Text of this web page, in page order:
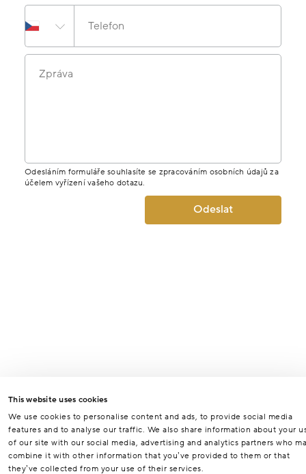
This website uses cookies
We use cookies to personalise content and ads, to provide social media
features and to analyse our traffic. We also share information about your
of our site with our social media, advertising and analytics partners who
combine it with other information that you’ve provided to them or that
they’ve collected from your use of their services.
Telefon
Zpráva
Odesláním formuláře souhlasíte se zpracováním osobních údajů za
účelem vyřízení vašeho dotazu.
Odeslat